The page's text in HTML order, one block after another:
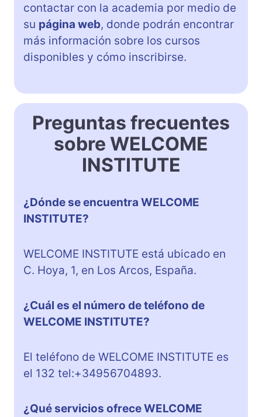
contactar con la academia por medio de
su página web, donde podrán encontrar
más información sobre los cursos
disponibles y cómo inscribirse.
Preguntas frecuentes
sobre WELCOME
INSTITUTE
¿Dónde se encuentra WELCOME
INSTITUTE?
WELCOME INSTITUTE está ubicado en
C. Hoya, 1, en Los Arcos, España.
¿Cuál es el número de teléfono de
WELCOME INSTITUTE?
El teléfono de WELCOME INSTITUTE es
el 132 tel:+34956704893.
¿Qué servicios ofrece WELCOME